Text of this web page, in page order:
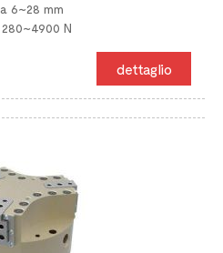
6~28 mm
N
dettaglio